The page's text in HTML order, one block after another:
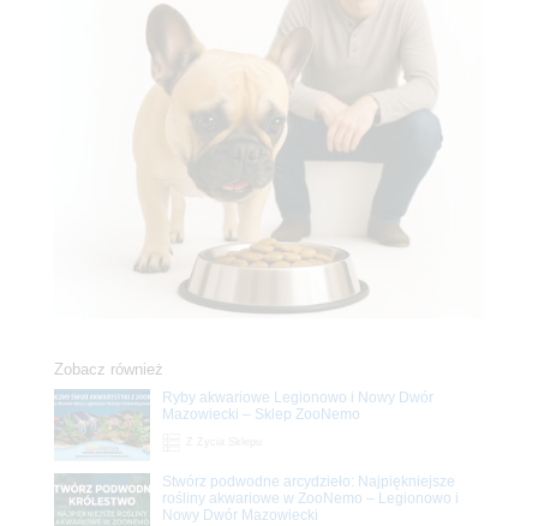
Zobacz również
Ryby akwariowe Legionowo i Nowy Dwór
Mazowiecki – Sklep ZooNemo
Stwórz podwodne arcydzieło: Najpiękniejsze
rośliny akwariowe w ZooNemo – Legionowo i
Nowy Dwór Mazowiecki